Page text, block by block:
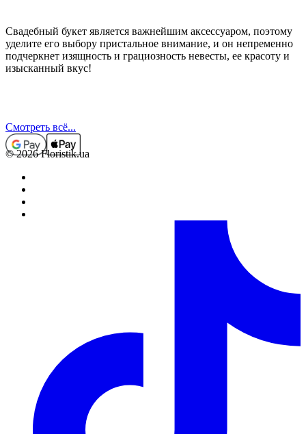
Свадебный букет является важнейшим аксессуаром, поэтому
уделите его выбору пристальное внимание, и он непременно
подчеркнет изящность и грациозность невесты, ее красоту и
изысканный вкус!
Смотреть всё...
© 2026 Floristik.ua